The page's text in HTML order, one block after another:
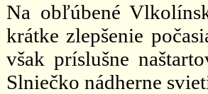
Na obľúbené
krátke zlepšenie
však príslušne
Slniečko nádherne